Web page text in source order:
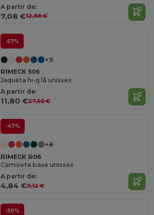
A partir de:
7,08 €12,88 €
-57%
+9
RIMECK 506
Jaqueta hi-q lã unissex
A partir de:
11,80 €27,50 €
-47%
+8
RIMECK R06
Camiseta base unissex
A partir de:
4,84 €9,12 €
-50%